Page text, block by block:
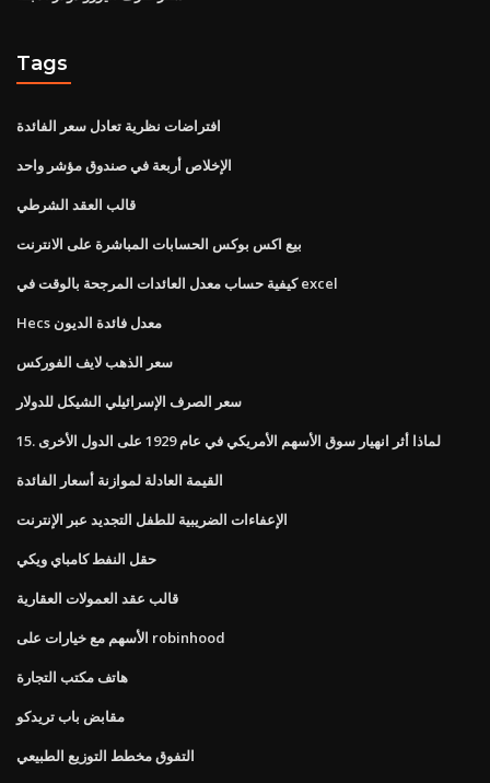
Tags
افتراضات نظرية تعادل سعر الفائدة
الإخلاص أربعة في صندوق مؤشر واحد
قالب العقد الشرطي
بيع اكس بوكس ​​الحسابات المباشرة على الانترنت
كيفية حساب معدل العائدات المرجحة بالوقت في excel
Hecs معدل فائدة الديون
سعر الذهب لايف الفوركس
سعر الصرف الإسرائيلي الشيكل للدولار
15. لماذا أثر انهيار سوق الأسهم الأمريكي في عام 1929 على الدول الأخرى
القيمة العادلة لموازنة أسعار الفائدة
الإعفاءات الضريبية للطفل التجديد عبر الإنترنت
حقل النفط كامباي ويكي
قالب عقد العمولات العقارية
الأسهم مع خيارات على robinhood
هاتف مكتب التجارة
مقابض باب تريدكو
التفوق مخطط التوزيع الطبيعي